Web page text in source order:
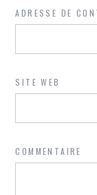
ADRESSE DE
SITE WEB
COMMENTAIRE